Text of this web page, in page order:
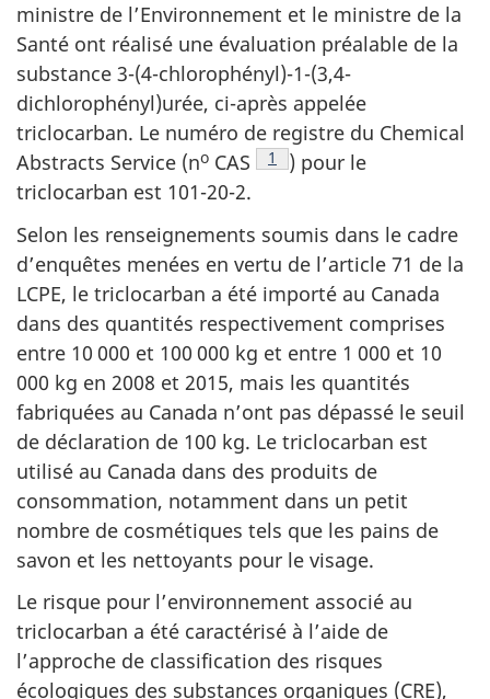
ministre de l’Environnement et le ministre de la
Santé ont réalisé une évaluation préalable de la
substance 3-(4-chlorophényl)-1-(3,4-
dichlorophényl)urée, ci-après appelée
triclocarban. Le numéro de registre du Chemical
Abstracts Service (no CAS Note de bas de page
1
) pour le
triclocarban est 101-20-2.
Selon les renseignements soumis dans le cadre
d’enquêtes menées en vertu de l’article 71 de la
LCPE, le triclocarban a été importé au Canada
dans des quantités respectivement comprises
entre 10 000 et 100 000 kg et entre 1 000 et 10
000 kg en 2008 et 2015, mais les quantités
fabriquées au Canada n’ont pas dépassé le seuil
de déclaration de 100 kg. Le triclocarban est
utilisé au Canada dans des produits de
consommation, notamment dans un petit
nombre de cosmétiques tels que les pains de
savon et les nettoyants pour le visage.
Le risque pour l’environnement associé au
triclocarban a été caractérisé à l’aide de
l’approche de classification des risques
écologiques des substances organiques (CRE),